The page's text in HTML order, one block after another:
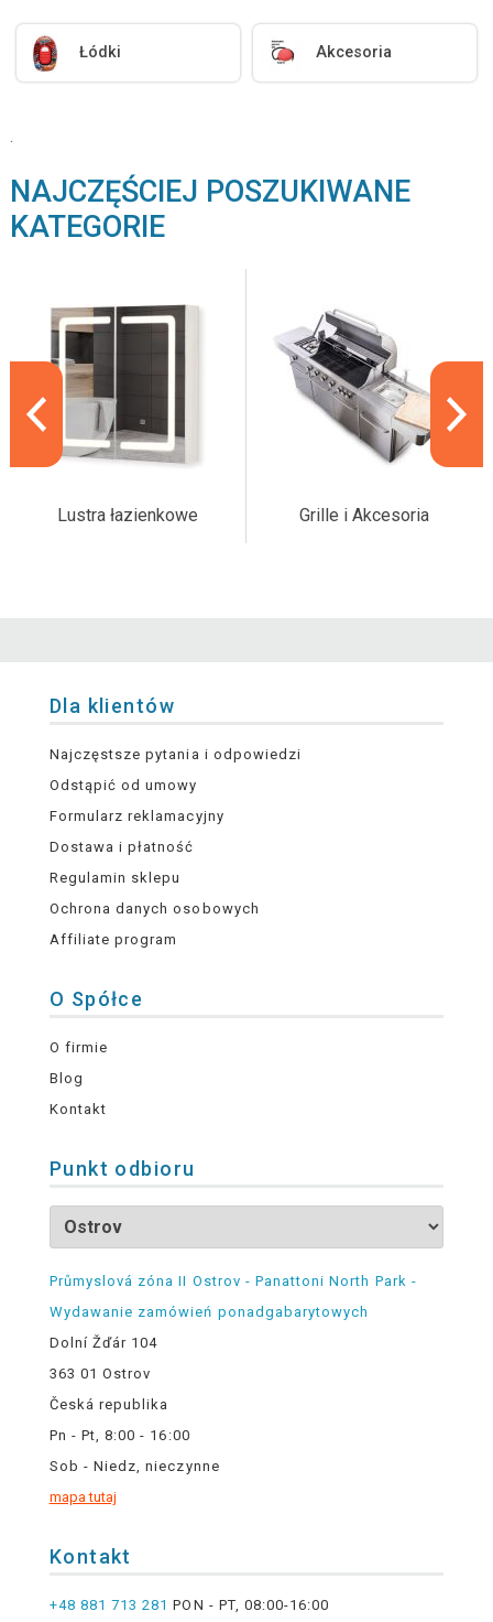
Łódki Akcesoria
.
NAJCZĘŚCIEJ POSZUKIWANE
KATEGORIE
Lustra łazienkowe Grille i Akcesoria
Dla klientów
Najczęstsze pytania i odpowiedzi
Odstąpić od umowy
Formularz reklamacyjny
Dostawa i płatność
Regulamin sklepu
Ochrona danych osobowych
Affiliate program
O Spółce
O firmie
Blog
Kontakt
Punkt odbioru
Průmyslová zóna II Ostrov - Panattoni North Park -
Wydawanie zamówień ponadgabarytowych
Dolní Žďár 104
363 01 Ostrov
Česká republika
Pn - Pt, 8:00 - 16:00
Sob - Niedz, nieczynne
mapa tutaj
Kontakt
+48 881 713 281 PON - PT, 08:00-16:00